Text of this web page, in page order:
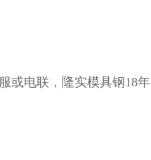
或电联，隆实模具钢18年